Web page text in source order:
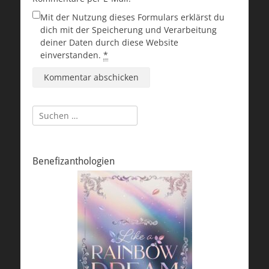
Mit der Nutzung dieses Formulars erklärst du
dich mit der Speicherung und Verarbeitung
deiner Daten durch diese Website
einverstanden. *
Suchen
nach:
Benefizanthologien